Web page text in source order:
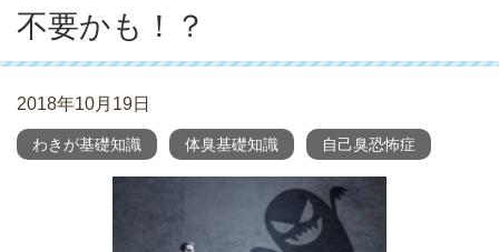
不要かも！？
2018年10月19日
わきが基礎知識 体臭基礎知識 自己臭恐怖症